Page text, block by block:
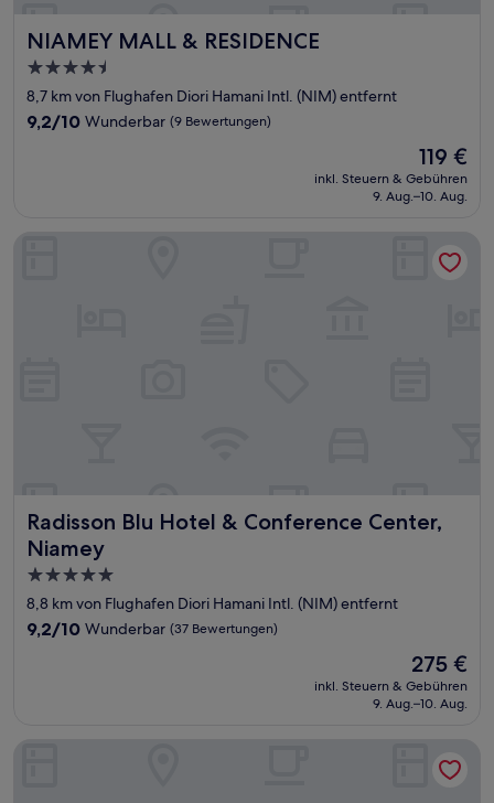
NIAMEY MALL & RESIDENCE
NIAMEY MALL & RESIDENCE
4.5-
Sterne-
Unterkunft
8,7 km von Flughafen Diori Hamani Intl. (NIM) entfernt
9.2
9,2/10 Wunderbar (9 Bewertungen)
Der
Preis
beträgt
119 €
inkl. Steuern & Gebühren
9. Aug.–10. Aug.
Radisson Blu Hotel & Conference Center,
Niamey
Radisson Blu Hotel & Conference Center, Niamey
5.0-
Sterne-
Unterkunft
8,8 km von Flughafen Diori Hamani Intl. (NIM) entfernt
9.2
9,2/10 Wunderbar (37 Bewertungen)
Der
Preis
beträgt
275 €
inkl. Steuern & Gebühren
9. Aug.–10. Aug.
Bravia Hotel Niamey